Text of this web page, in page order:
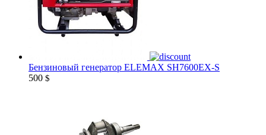
Бензиновый генератор ELEMAX SH7600EX-S
500 $